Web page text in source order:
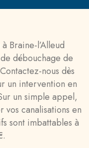
Braine-l’Alleud
débouchage de
nous dès
un intervention en
un simple appel,
vos canalisations en
sont imbattables à